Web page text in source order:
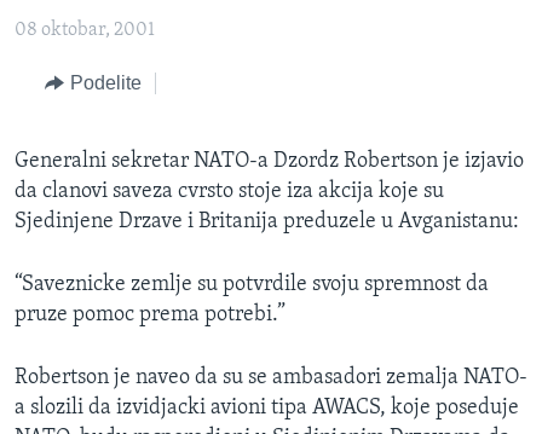
glavnu
BALKAN
GLOBALNE TEME
NAUKA I TEHNOLOGIJA
MEDICINA
INTERVJU
OTVORENI STUDIO
IZ AMERIKE
Jezici
08 oktobar, 2001
Podelite
Generalni sekretar NATO-a Dzordz Robertson je izjavio
da clanovi saveza cvrsto stoje iza akcija koje su
Sjedinjene Drzave i Britanija preduzele u Avganistanu:
“Saveznicke zemlje su potvrdile svoju spremnost da
pruze pomoc prema potrebi.”
Robertson je naveo da su se ambasadori zemalja NATO-
a slozili da izvidjacki avioni tipa AWACS, koje poseduje